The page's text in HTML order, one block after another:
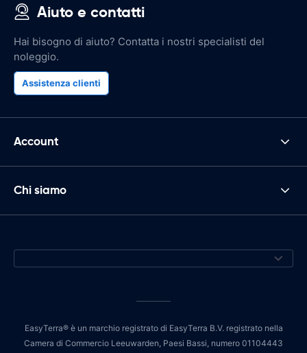
Aiuto e contatti
Hai bisogno di aiuto? Contatta i nostri specialisti del
noleggio.
Assistenza clienti
Account
Chi siamo
EasyTerra® è un marchio registrato di EasyTerra B.V. registrato nella
Camera di Commercio Leeuwarden, Paesi Bassi, numero 01104443